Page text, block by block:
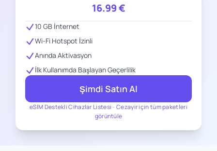
16.99€
eSIM Destekli Cihazlar Listesi -Cezayir için tüm paketleri
görüntüle
10 GB İnternet
Wi-Fi Hotspot İzinli
Anında Aktivasyon
İlk Kullanımda Başlayan Geçerlilik
Şimdi Satın Al